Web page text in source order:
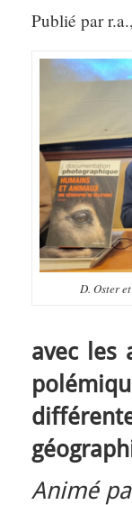
Publié par
D. Oster
avec les
Animé